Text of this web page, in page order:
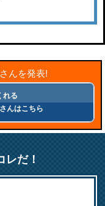
んを発表!
れる
んはこちら
レだ！